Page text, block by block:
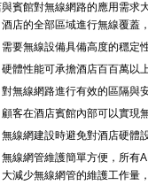
賓館對無線網路的應用需求
酒店的全部區域進行無線覆蓋
需要無線設備具備高度的穩定
硬體性能可承擔酒店百百萬以
對無線網路進行有效的區隔與
顧客在酒店賓館內部可以實現
無線網建設時避免對酒店硬體
無線網管維護簡單方便，所有
大減少無線網管的維護工作量